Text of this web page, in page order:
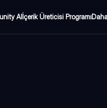
AIİçerik Üreticisi Programı